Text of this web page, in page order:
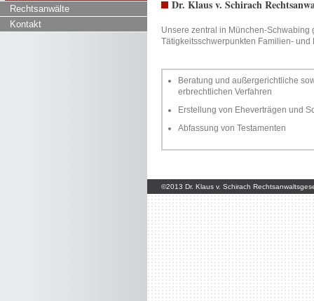
Dr. Klaus v. Schirach
Unsere zentral in München-
Tätigkeitsschwerpunkten Familien- und
Beratung und außergerichtliche
erbrechtlichen Verfahren
Erstellung von Eheverträgen und
Abfassung von Testamenten
©2013 Dr. Klaus v. Schirach
Rechtsanwälte
Kontakt